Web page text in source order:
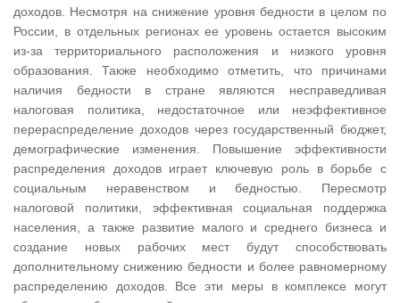
доходов. Несмотря на снижение уровня бедности в целом по
России, в отдельных регионах ее уровень остается высоким
из-за территориального расположения и низкого уровня
образования. Также необходимо отметить, что причинами
наличия бедности в стране являются несправедливая
налоговая политика, недостаточное или неэффективное
перераспределение доходов через государственный бюджет,
демографические изменения. Повышение эффективности
распределения доходов играет ключевую роль в борьбе с
социальным неравенством и бедностью. Пересмотр
налоговой политики, эффективная социальная поддержка
населения, а также развитие малого и среднего бизнеса и
создание новых рабочих мест будут способствовать
дополнительному снижению бедности и более равномерному
распределению доходов. Все эти меры в комплексе могут